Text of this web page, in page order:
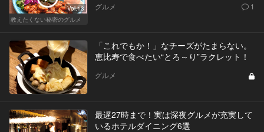
Vol.13
教えたくない秘密のグルメ
グルメ 1
「これでもか！」なチーズがたまらない。
恵比寿で食べたい“とろ～り”ラクレット！
グルメ
最遅27時まで！実は深夜グルメが充実して
いるホテルダイニング6選